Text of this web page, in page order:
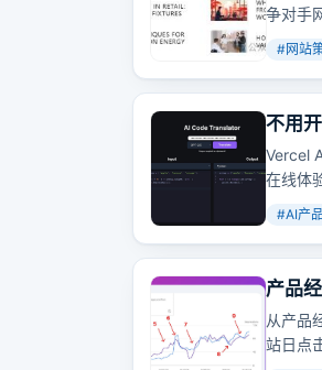
争对手
#网站
不用
Vercel
在线体
署的。
#AI产品
产品
从产品
站日点